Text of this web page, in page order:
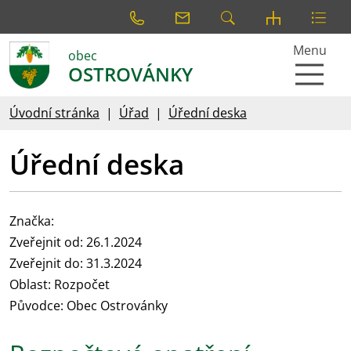
obec
OSTROVÁNKY
Menu
Úvodní stránka Úřad Úřední deska
Úřední deska
Značka:
Zveřejnit od: 26.1.2024
Zveřejnit do: 31.3.2024
Oblast: Rozpočet
Původce: Obec Ostrovánky